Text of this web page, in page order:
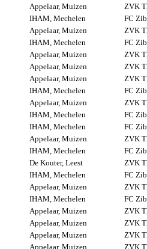
Appelaar, Muizen
ZVK
IHAM, Mechelen
FC
Appelaar, Muizen
ZVK
IHAM, Mechelen
FC
Appelaar, Muizen
ZVK
Appelaar, Muizen
ZVK
Appelaar, Muizen
ZVK
IHAM, Mechelen
FC
Appelaar, Muizen
ZVK
IHAM, Mechelen
FC
IHAM, Mechelen
FC
Appelaar, Muizen
ZVK
IHAM, Mechelen
FC
De Kouter, Leest
ZVK
IHAM, Mechelen
FC
Appelaar, Muizen
ZVK
IHAM, Mechelen
FC
Appelaar, Muizen
ZVK
Appelaar, Muizen
ZVK
Appelaar, Muizen
ZVK
Appelaar, Muizen
ZVK